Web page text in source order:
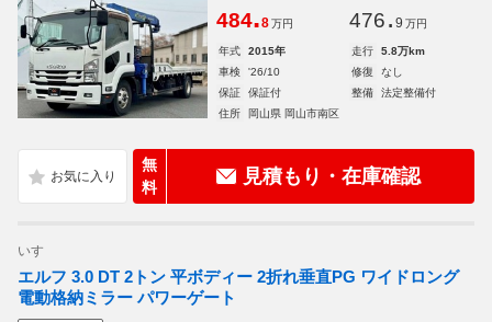
484.8 万円 476. 9 万円
年式 2015年 走行
5.8万km
車検
'26/10 修復
なし
保証
保証付 整備
法定整備付
住所
岡山県 岡山市南区
無
料
見積もり・在庫確認
いすゞ
エルフ 3.0 DT 2トン 平ボディー 2折れ垂直PG ワイドロング
電動格納ミラー パワーゲート